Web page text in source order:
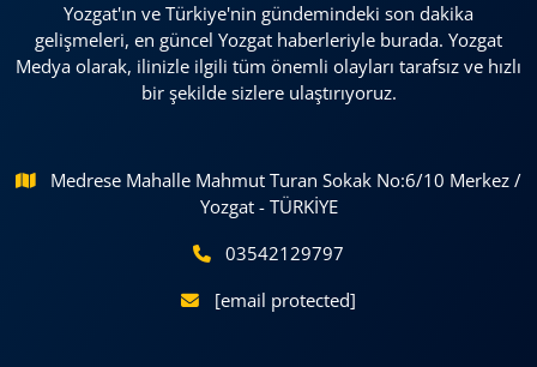
Yozgat'ın ve Türkiye'nin gündemindeki son dakika
gelişmeleri, en güncel Yozgat haberleriyle burada. Yozgat
Medya olarak, ilinizle ilgili tüm önemli olayları tarafsız ve hızlı
bir şekilde sizlere ulaştırıyoruz.
Medrese Mahalle Mahmut Turan Sokak No:6/10 Merkez /
Yozgat - TÜRKİYE
03542129797
[email protected]